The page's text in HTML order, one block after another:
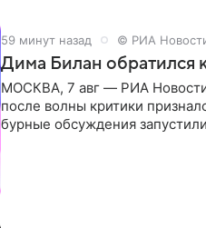
59 минут назад © РИА
Дима Билан обратился
МОСКВА, 7 авг — РИА
после волны критики
бурные обсуждения